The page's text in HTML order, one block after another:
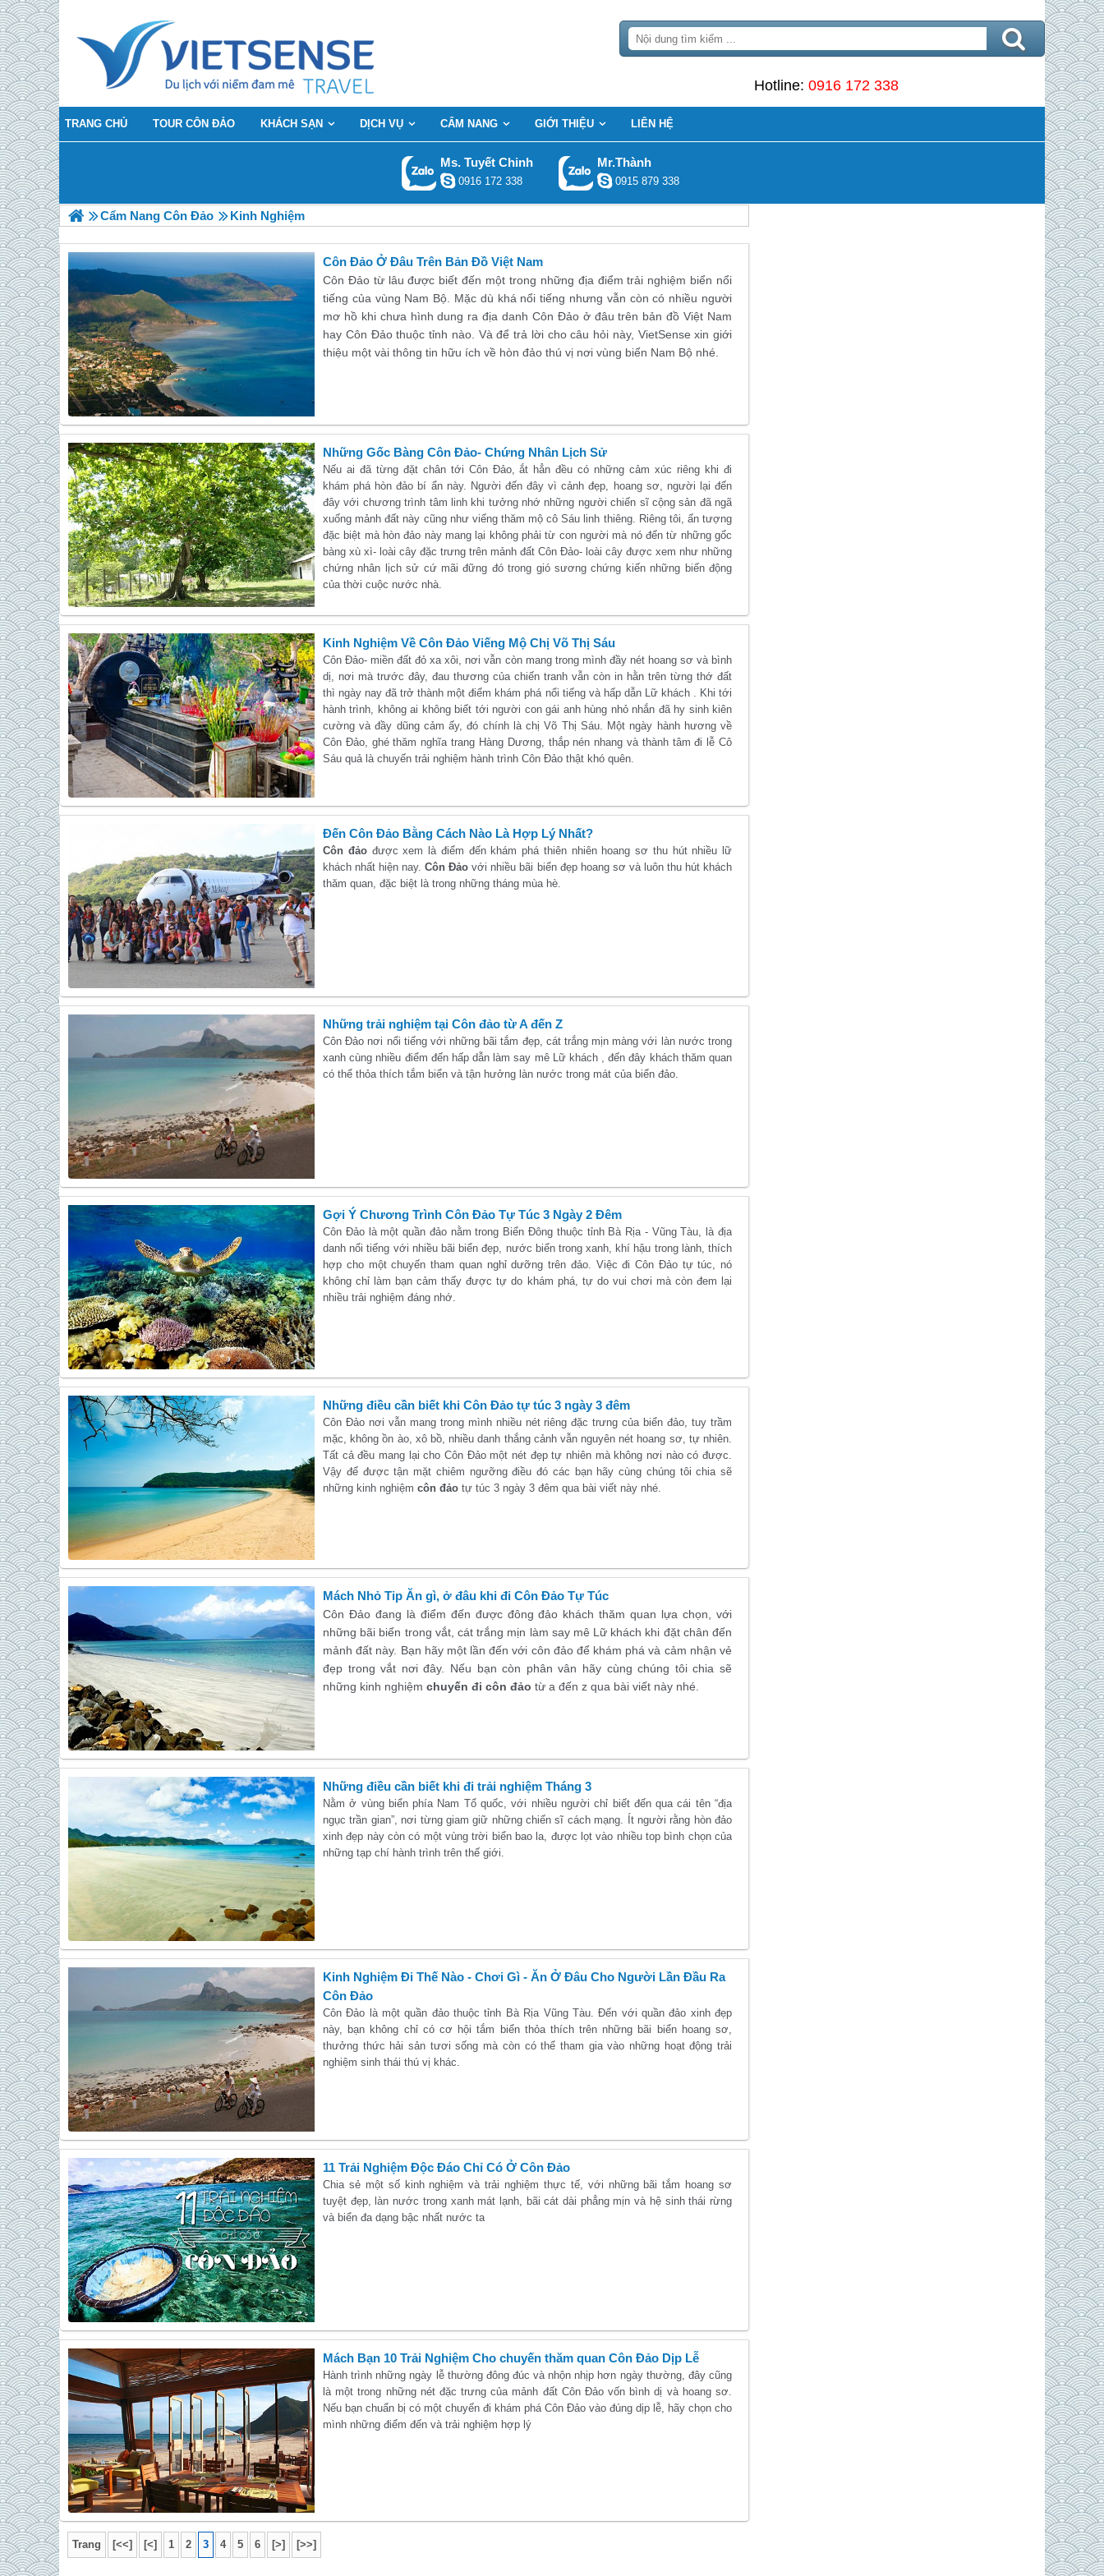
Hotline: 0916 172 338
TRANG CHỦ TOUR CÔN ĐẢO KHÁCH SẠN DỊCH VỤ CẨM NANG GIỚI THIỆU LIÊN HỆ
Ms. Tuyết Chinh
0916 172 338
Mr.Thành
0915 879 338
Cẩm Nang Côn Đảo Kinh Nghiệm
Côn Đảo Ở Đâu Trên Bản Đồ Việt Nam
Côn Đảo từ lâu được biết đến một trong những địa điểm trải nghiệm biển nổi
tiếng của vùng Nam Bộ. Mặc dù khá nổi tiếng nhưng vẫn còn có nhiều người
mơ hồ khi chưa hình dung ra địa danh Côn Đảo ở đâu trên bản đồ Việt Nam
hay Côn Đảo thuộc tỉnh nào. Và để trả lời cho câu hỏi này, VietSense xin giới
thiệu một vài thông tin hữu ích về hòn đảo thú vị nơi vùng biển Nam Bộ nhé.
Những Gốc Bàng Côn Đảo- Chứng Nhân Lịch Sử
Nếu ai đã từng đặt chân tới Côn Đảo, ắt hẳn đều có những cảm xúc riêng khi đi
khám phá hòn đảo bí ẩn này. Người đến đây vì cảnh đẹp, hoang sơ, người lại đến
đây với chương trình tâm linh khi tưởng nhớ những người chiến sĩ cộng sản đã ngã
xuống mảnh đất này cũng như viếng thăm mộ cô Sáu linh thiêng. Riêng tôi, ấn tượng
đặc biệt mà hòn đảo này mang lại không phải từ con người mà nó đến từ những gốc
bàng xù xì- loài cây đặc trưng trên mảnh đất Côn Đảo- loài cây được xem như những
chứng nhân lịch sử cứ mãi đững đó trong gió sương chứng kiến những biến động
của thời cuộc nước nhà.
Kinh Nghiệm Về Côn Đảo Viếng Mộ Chị Võ Thị Sáu
Côn Đảo- miền đất đỏ xa xôi, nơi vẫn còn mang trong mình đầy nét hoang sơ và bình
dị, nơi mà trước đây, đau thương của chiến tranh vẫn còn in hằn trên từng thớ đất
thì ngày nay đã trở thành một điểm khám phá nổi tiếng và hấp dẫn Lữ khách . Khi tới
hành trình, không ai không biết tới người con gái anh hùng nhỏ nhắn đã hy sinh kiên
cường và đầy dũng cảm ấy, đó chính là chị Võ Thị Sáu. Một ngày hành hương về
Côn Đảo, ghé thăm nghĩa trang Hàng Dương, thắp nén nhang và thành tâm đi lễ Cô
Sáu quả là chuyến trải nghiệm hành trình Côn Đảo thật khó quên.
Đến Côn Đảo Bằng Cách Nào Là Hợp Lý Nhất?
Côn đảođược xem là điểm đến khám phá thiên nhiên hoang sơ thu hút nhiều lữ
khách nhất hiện nay.Côn Đảo với nhiều bãi biển đẹp hoang sơ và luôn thu hút khách
thăm quan, đặc biệt là trong những tháng mùa hè.
Những trải nghiệm tại Côn đảo từ A đến Z
Côn Đảo nơi nổi tiếng với những bãi tắm đẹp, cát trắng mịn màng với làn nước trong
xanh cùng nhiều điểm đến hấp dẫn làm say mê Lữ khách , đến đây khách thăm quan
có thể thỏa thích tắm biển và tận hưởng làn nước trong mát của biển đảo.
Gợi Ý Chương Trình Côn Đảo Tự Túc 3 Ngày 2 Đêm
Côn Đảo là một quần đảo nằm trong Biển Đông thuộc tỉnh Bà Rịa - Vũng Tàu, là địa
danh nổi tiếng với nhiều bãi biển đẹp, nước biển trong xanh, khí hậu trong lành, thích
hợp cho một chuyến tham quan nghỉ dưỡng trên đảo. Việc đi Côn Đảo tự túc, nó
không chỉ làm bạn cảm thấy được tự do khám phá, tự do vui chơi mà còn đem lại
nhiều trải nghiệm đáng nhớ.
Những điều cần biết khi Côn Đảo tự túc 3 ngày 3 đêm
Côn Đảo nơi vẫn mang trong mình nhiều nét riêng đặc trưng của biển đảo, tuy trầm
mặc, không ồn ào, xô bồ, nhiều danh thắng cảnh vẫn nguyên nét hoang sơ, tự nhiên.
Tất cả đều mang lại cho Côn Đảo một nét đẹp tự nhiên mà không nơi nào có được.
Vậy để được tận mặt chiêm ngưỡng điều đó các bạn hãy cùng chúng tôi chia sẽ
những kinh nghiệm côn đảo tự túc 3 ngày 3 đêm qua bài viết này nhé.
Mách Nhỏ Tip Ăn gì, ở đâu khi đi Côn Đảo Tự Túc
Côn Đảo đang là điểm đến được đông đảo khách thăm quan lựa chọn, với
những bãi biển trong vắt, cát trắng mịn làm say mê Lữ khách khi đặt chân đến
mảnh đất này. Bạn hãy một lần đến với côn đảo để khám phá và cảm nhận vẻ
đẹp trong vắt nơi đây. Nếu bạn còn phân vân hãy cùng chúng tôi chia sẽ
những kinh nghiệm chuyến đi côn đảo từ a đến z qua bài viết này nhé.
Những điều cần biết khi đi trải nghiệm Tháng 3
Nằm ở vùng biển phía Nam Tổ quốc, với nhiều người chỉ biết đến qua cái tên “địa
ngục trần gian”, nơi từng giam giữ những chiến sĩ cách mạng. Ít người rằng hòn đảo
xinh đẹp này còn có một vùng trời biển bao la, được lọt vào nhiều top bình chọn của
những tạp chí hành trình trên thế giới.
Kinh Nghiệm Đi Thế Nào - Chơi Gì - Ăn Ở Đâu Cho Người Lần Đầu Ra
Côn Đảo
Côn Đảo là một quần đảo thuộc tỉnh Bà Rịa Vũng Tàu. Đến với quần đảo xinh đẹp
này, bạn không chỉ có cơ hội tắm biển thỏa thích trên những bãi biển hoang sơ,
thưởng thức hải sản tươi sống mà còn có thể tham gia vào những hoạt động trải
nghiệm sinh thái thú vị khác.
11 Trải Nghiệm Độc Đáo Chỉ Có Ở Côn Đảo
Chia sẻ một số kinh nghiệm và trải nghiệm thực tế, với những bãi tắm hoang sơ
tuyệt đẹp, làn nước trong xanh mát lạnh, bãi cát dài phẳng mịn và hệ sinh thái rừng
và biển đa dạng bậc nhất nước ta
Mách Bạn 10 Trải Nghiệm Cho chuyến thăm quan Côn Đảo Dịp Lễ
Hành trình những ngày lễ thường đông đúc và nhộn nhịp hơn ngày thường, đây cũng
là một trong những nét đặc trưng của mảnh đất Côn Đảo vốn bình dị và hoang sơ.
Nếu bạn chuẩn bị có một chuyến đi khám phá Côn Đảo vào đúng dịp lễ, hãy chọn cho
mình những điểm đến và trải nghiệm hợp lý
Trang [<<] [<] 1 2 3 4 5 6 [>] [>>]